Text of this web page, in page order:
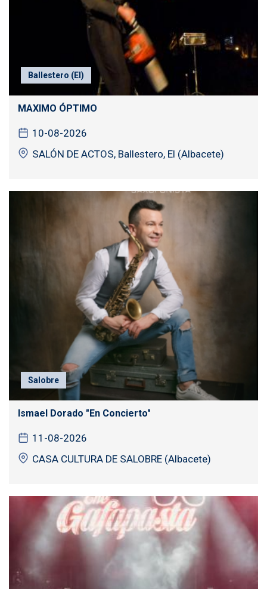
Ballestero (El)
MAXIMO ÓPTIMO
10-08-2026
SALÓN DE ACTOS, Ballestero, El (Albacete)
Salobre
Ismael Dorado "En Concierto"
11-08-2026
CASA CULTURA DE SALOBRE (Albacete)